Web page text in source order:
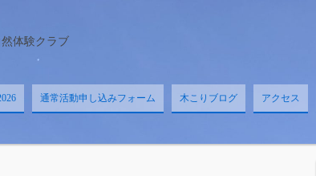
体験クラブ
通常活動申し込みフォーム 木こりブログ アクセス